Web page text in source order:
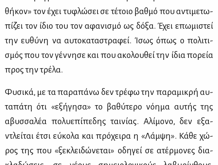
θή­κον» τον έχει τυ­φλώ­σει σε τέ­τοιο βαθ­μό που αντι­με­τω­
πί­ζει τον ίδιο του τον αφα­νι­σμό ως δό­ξα. Έχει επω­μι­στεί
την ευ­θύ­νη να αυ­το­κα­τα­στρα­φεί. Ίσως όπως ο πο­λι­τι­
σμός που τον γέν­νη­σε και που ακο­λου­θεί την ίδια πο­ρεία
προς την τρέ­λα.
Φυ­σι­κά, με τα πα­ρα­πά­νω δεν τρέ­φω την πα­ρα­μι­κρή αυ­
τα­πά­τη ότι «εξή­γη­σα» το βα­θύ­τε­ρο νό­η­μα αυ­τής της
αβυσ­σα­λέα πο­λυ­ε­πί­πε­δης ται­νί­ας. Αλί­μο­νο, δεν εξα­
ντλεί­ται έτσι εύ­κο­λα και πρό­χει­ρα η «Λάμ­ψη». Κά­θε χώ­
ρος της που «ξε­κλει­δώ­νε­ται» οδη­γεί σε ατέρ­μο­νες δια­